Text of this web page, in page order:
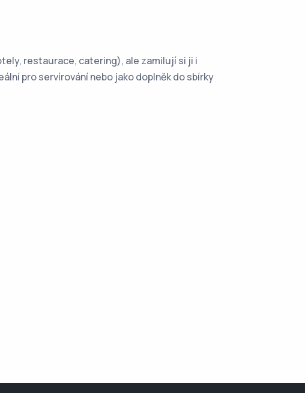
restaurace, catering), ale zamilují si ji i
pro servírování nebo jako doplněk do sbírky